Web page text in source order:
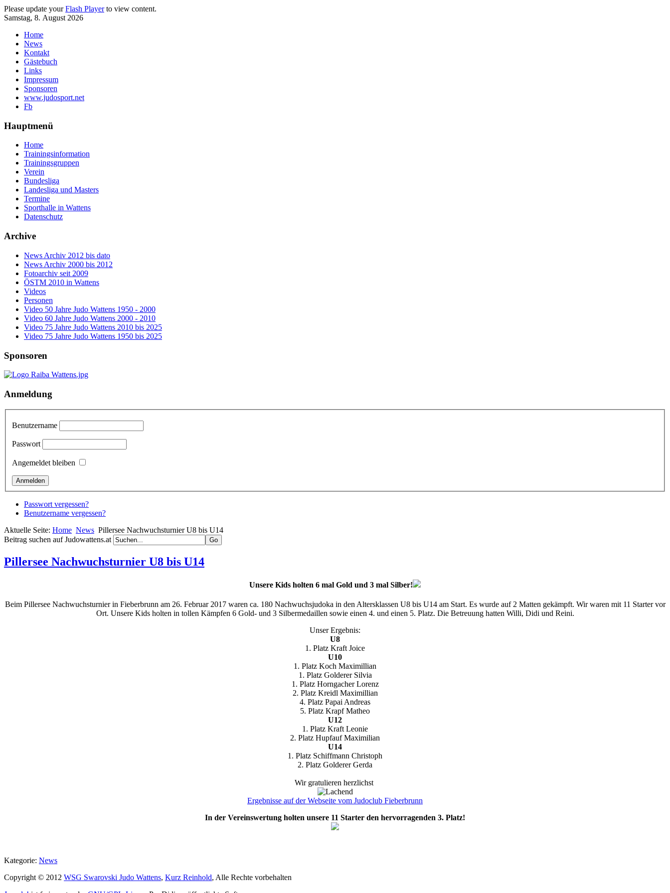
Please update yourFlash Playerto view content.
Samstag, 8. August 2026
Home
News
Kontakt
Gästebuch
Links
Impressum
Sponsoren
www.judosport.net
Fb
Hauptmenü
Home
Trainingsinformation
Trainingsgruppen
Verein
Bundesliga
Landesliga und Masters
Termine
Sporthalle in Wattens
Datenschutz
Archive
News Archiv 2012 bis dato
News Archiv 2000 bis 2012
Fotoarchiv seit 2009
ÖSTM 2010 in Wattens
Videos
Personen
Video 50 Jahre Judo Wattens 1950 - 2000
Video 60 Jahre Judo Wattens 2000 - 2010
Video 75 Jahre Judo Wattens 2010 bis 2025
Video 75 Jahre Judo Wattens 1950 bis 2025
Sponsoren
Anmeldung
Benutzername
Passwort
Angemeldet bleiben
Passwort vergessen?
Benutzername vergessen?
Aktuelle Seite: Home News Pillersee Nachwuchsturnier U8 bis U14
Beitrag suchen auf Judowattens.at
Pillersee Nachwuchsturnier U8 bis U14
Unsere Kids holten 6 mal Gold und 3 mal Silber!
Beim Pillersee Nachwuchsturnier in Fieberbrunn am 26. Februar 2017 waren ca. 180 Nachwuchsjudoka in den Altersklassen U8 bis U14 am Start. Es wurde auf 2 Matten gekämpft. Wir waren mit 11 Starter vor
Ort. Unsere Kids holten in tollen Kämpfen 6 Gold- und 3 Silbermedaillen sowie einen 4. und einen 5. Platz. Die Betreuung hatten Willi, Didi und Reini.
Unser Ergebnis:
U8
1. Platz Kraft Joice
U10
1. Platz Koch Maximillian
1. Platz Golderer Silvia
1. Platz Horngacher Lorenz
2. Platz Kreidl Maximillian
4. Platz Papai Andreas
5. Platz Krapf Matheo
U12
1. Platz Kraft Leonie
2. Platz Hupfauf Maximilian
U14
1. Platz Schiffmann Christoph
2. Platz Golderer Gerda
Wir gratulieren herzlichst
Ergebnisse auf der Webseite vom Judoclub Fieberbrunn
In der Vereinswertung holten unsere 11 Starter den hervorragenden 3. Platz!
Kategorie: News
Copyright © 2012 WSG Swarovski Judo Wattens, Kurz Reinhold, Alle Rechte vorbehalten